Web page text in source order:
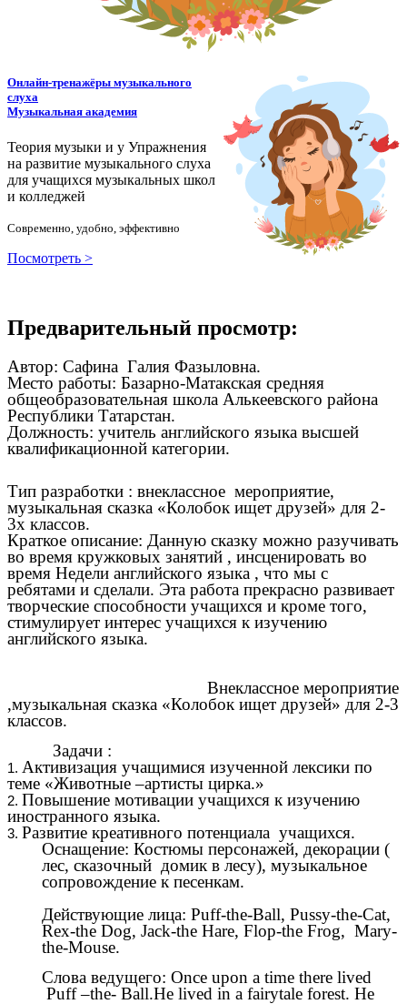
Онлайн-тренажёры музыкального
слуха
Музыкальная академия
Теория музыки и у Упражнения
на развитие музыкального слуха
для учащихся музыкальных школ
и колледжей
Современно, удобно, эффективно
Посмотреть >
Предварительный просмотр:
Автор: Сафина Галия Фазыловна.
Место работы: Базарно-Матакская средняя
общеобразовательная школа Алькеевского района
Республики Татарстан.
Должность: учитель английского языка высшей
квалификационной категории.
Тип разработки : внеклассное мероприятие,
музыкальная сказка «Колобок ищет друзей» для 2-
3х классов.
Краткое описание: Данную сказку можно разучивать
во время кружковых занятий , инсценировать во
время Недели английского языка , что мы с
ребятами и сделали. Эта работа прекрасно развивает
творческие способности учащихся и кроме того,
стимулирует интерес учащихся к изучению
английского языка.
Внеклассное мероприятие
,музыкальная сказка «Колобок ищет друзей» для 2-3
классов.
Задачи :
Активизация учащимися изученной лексики по
теме «Животные –артисты цирка.»
Повышение мотивации учащихся к изучению
иностранного языка.
Развитие креативного потенциала учащихся.
Оснащение: Костюмы персонажей, декорации (
лес, cказочный домик в лесу), музыкальное
сопровождение к песенкам.
Действующие лица: Puff-the-Ball, Pussy-the-Cat,
Rex-the Dog, Jack-the Hare, Flop-the Frog, Mary-
the-Mouse.
Слова ведущего: Once upon a time there lived
Puff –the- Ball.He lived in a fairytale forest. He